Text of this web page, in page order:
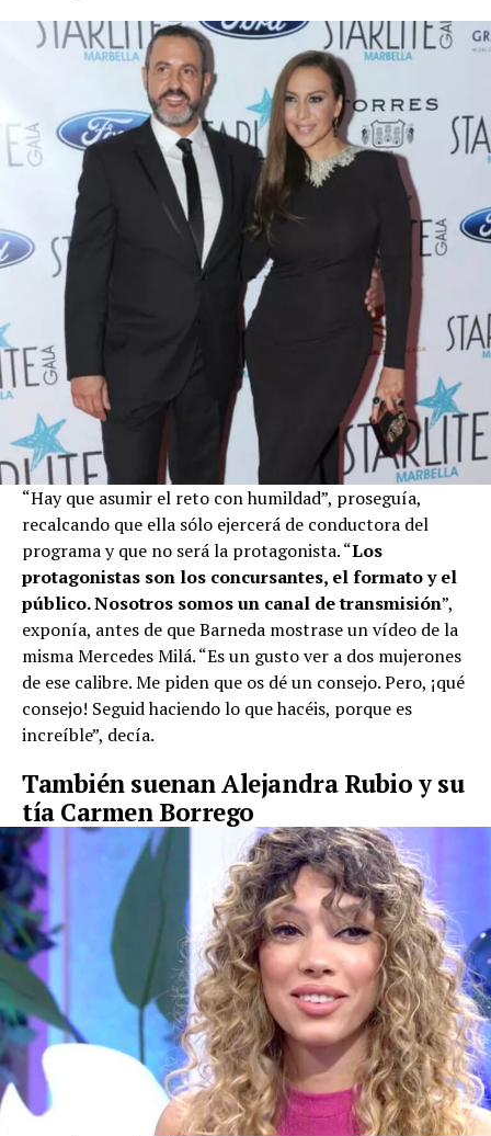
“Hay que asumir el reto con humildad”, proseguía,
recalcando que ella sólo ejercerá de conductora del
programa y que no será la protagonista. “Los
protagonistas son los concursantes, el formato y el
público. Nosotros somos un canal de transmisión”,
exponía, antes de que Barneda mostrase un vídeo de la
misma Mercedes Milá. “Es un gusto ver a dos mujerones
de ese calibre. Me piden que os dé un consejo. Pero, ¡qué
consejo! Seguid haciendo lo que hacéis, porque es
increíble”, decía.
También suenan Alejandra Rubio y su
tía Carmen Borrego